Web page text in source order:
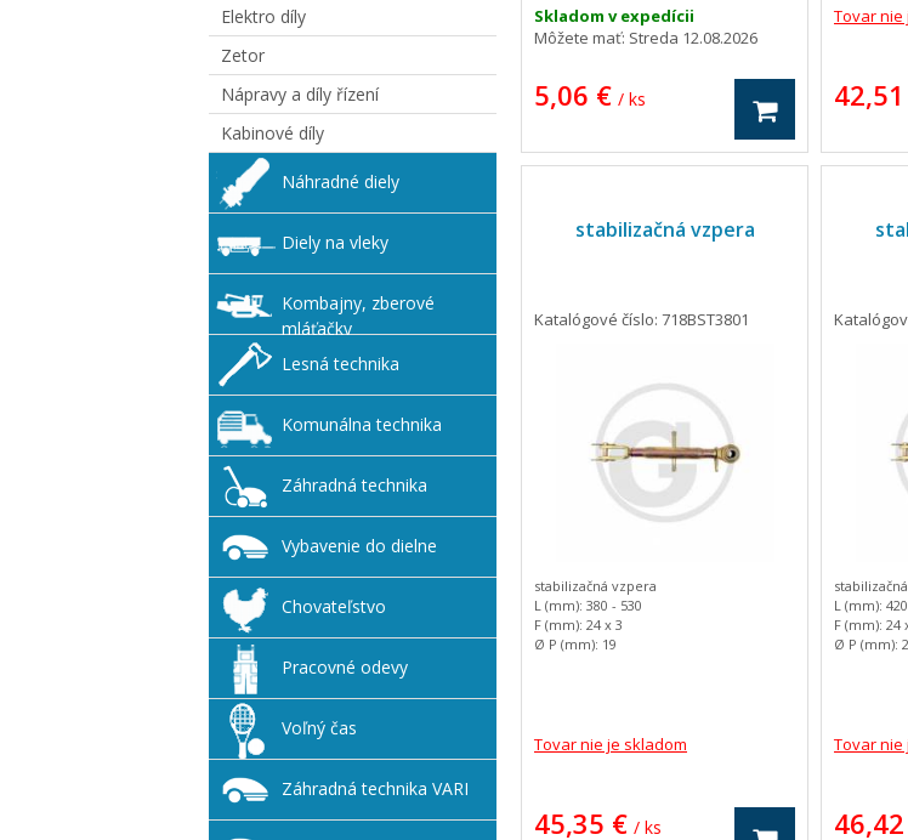
Skladom v expedícii
Môžete mať: Streda 12.08.2026
5,06 € / ks
Tovar nie
Hmotnosť:
stabilizačná vzpera
Katalógové číslo: 718BST3801
Tovar nie je skladom
45,35 € / ks
stabilizačná vzpera
L (mm): 380 - 530
F (mm): 24 x 3
Ø P (mm): 19
Tovar nie
L (mm):
F (mm): 24
Ø P (mm):
Elektro díly
Zetor
Nápravy a díly řízení
Kabinové díly
Náhradné diely
Diely na vleky
Kombajny, zberové
mláťačky
Lesná technika
Komunálna technika
Záhradná technika
Vybavenie do dielne
Chovateľstvo
Pracovné odevy
Voľný čas
Záhradná technika VARI